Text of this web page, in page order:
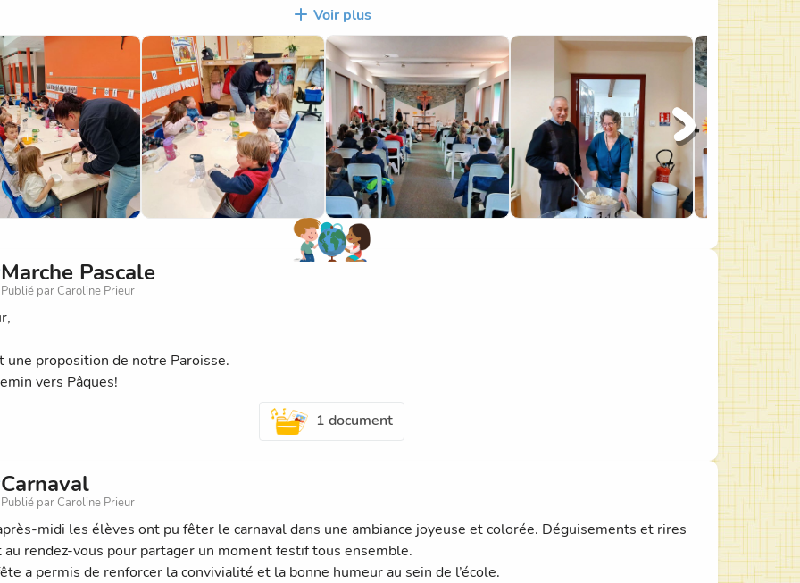
fêtes de Pâques à chacun.
Voir plus
Marche Pascale
Publié par Caroline Prieur
une proposition de notre Paroisse.
vers Pâques!
1 document
Carnaval
Publié par Caroline Prieur
midi les élèves ont pu fêter le carnaval dans une ambiance joyeuse et colorée. Déguisements et rires
rendez-vous pour partager un moment festif tous ensemble.
a permis de renforcer la convivialité et la bonne humeur au sein de l’école.